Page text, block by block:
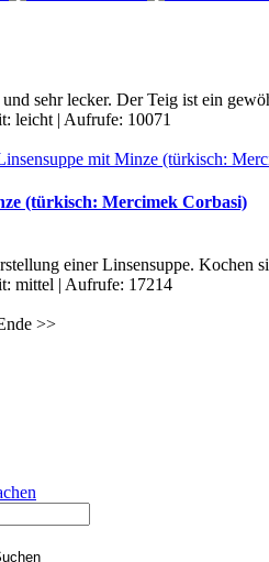
sehr lecker. Der Teig ist ein
leicht | Aufrufe: 10071
(türkisch: Mercimek Corbasi)
einer Linsensuppe. Kochen
mittel Aufrufe: 17214
>>